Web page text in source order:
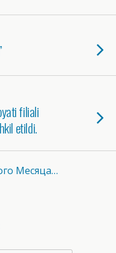
filiali
etildi.
Месяца…